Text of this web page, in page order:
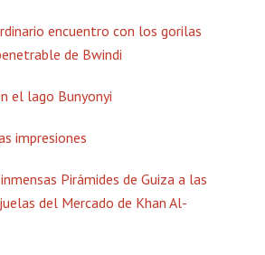
encuentro con los gorilas
de Bwindi
el lago Bunyonyi
impresiones
Pirámides de Guiza a las
del Mercado de Khan Al-